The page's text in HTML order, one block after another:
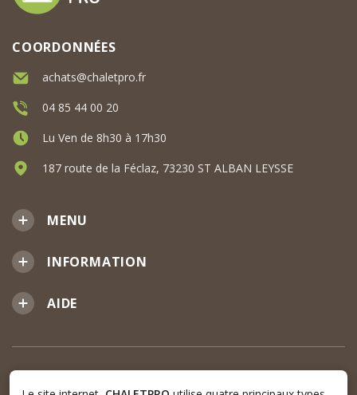
MENU
INFORMATION
AIDE
COORDONNÉES
achats@chaletpro.fr
04 85 44 00 20
Lu Ven de 8h30 à 17h30
187 route de la Féclaz, 73230 ST ALBAN LEYSSE